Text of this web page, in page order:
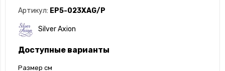
Артикул: EP5-023XAG/P
Silver Axion
Доступные варианты
Размер см